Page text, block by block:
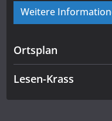
Weitere
Ortsplan
Lesen-Krass